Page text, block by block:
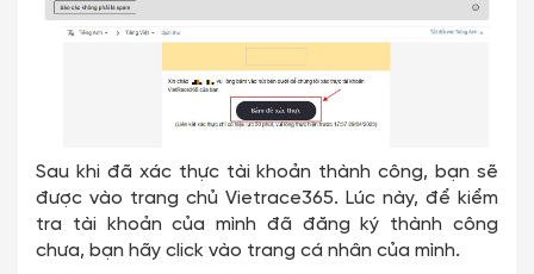
Sau khi đã xác thực tài khoản thành công, bạn sẽ
được vào trang chủ Vietrace365. Lúc này, để kiểm
tra tài khoản của mình đã đăng ký thành công
chưa, bạn hãy click vào trang cá nhân của mình.